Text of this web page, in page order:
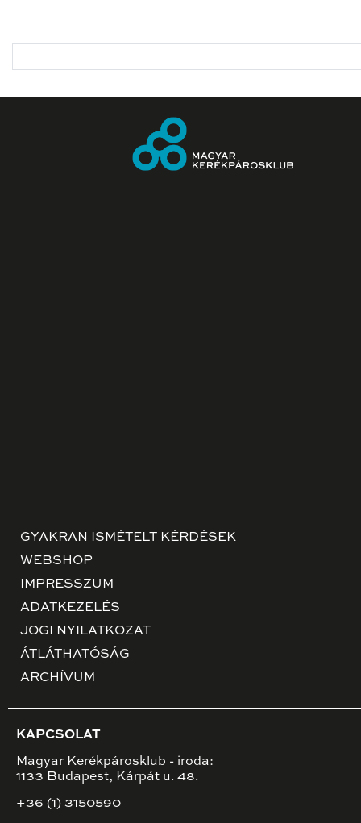
GYAKRAN ISMÉTELT KÉRDÉSEK
WEBSHOP
IMPRESSZUM
ADATKEZELÉS
JOGI NYILATKOZAT
ÁTLÁTHATÓSÁG
ARCHÍVUM
KAPCSOLAT
Magyar Kerékpárosklub - iroda:
1133 Budapest, Kárpát u. 48.
+36 (1) 3150590